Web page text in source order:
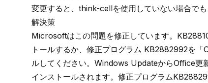
変更すると、think-cellを使用していない場合でも
解決策
Microsoftはこの問題を修正しています。
トールするか、 修正プログラム KB2882992を
ルしてください。Windows UpdateからOffice更
インストールされます。修正プログラム